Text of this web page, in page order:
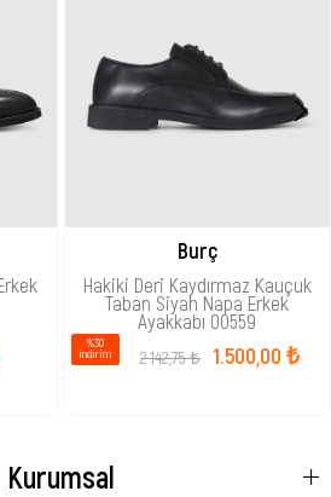
Burç
Hakiki Deri Kaydırmaz Kauçuk
Taban Siyah Napa Erkek
Ayakkabı 00559
1.500,00 ₺
2.142,75 ₺
%30
i̇ndirim
Kurumsal